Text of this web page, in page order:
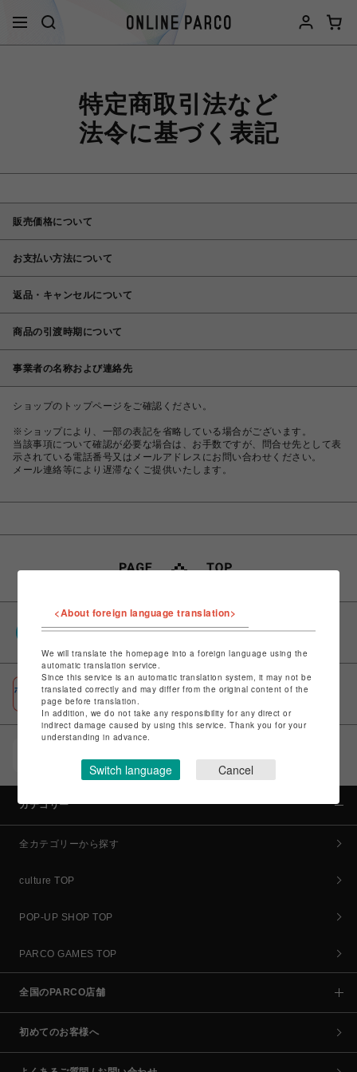
特定商取引法など
法令に基づく表記
販売価格について
お支払い方法について
返品・キャンセルについて
商品の引渡時期について
事業者の名称および連絡先
ショップのトップページをご確認ください。
※ショップにより、一部の表記を省略している場合がございます。
当該事項について確認が必要な場合は、お手数ですが、問合せ先として表
示されている電話番号又はメールアドレスにお問い合わせください。
メール連絡等により遅滞なくご提供いたします。
PARCOポイント
ポケパル払い
初回登録＆お買物で最大1,500円分のPARCOポイント進呈
コイン＆クーポンでPARCOでのお買い物がオトクに
カテゴリー
全カテゴリーから探す
culture TOP
POP-UP SHOP TOP
PARCO GAMES TOP
全国のPARCO店舗
初めてのお客様へ
<About foreign language translation>
We will translate the homepage into a foreign language using the
automatic translation service.
Since this service is an automatic translation system, it may not be
translated correctly and may differ from the original content of the
page before translation.
In addition, we do not take any responsibility for any direct or
indirect damage caused by using this service. Thank you for your
understanding in advance.
Switch language Cancel